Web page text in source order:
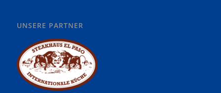
UNSERE PARTNER